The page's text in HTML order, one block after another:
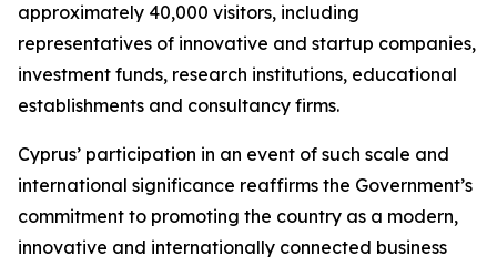
approximately 40,000 visitors, including
representatives of innovative and startup companies,
investment funds, research institutions, educational
establishments and consultancy firms.
Cyprus’ participation in an event of such scale and
international significance reaffirms the Government’s
commitment to promoting the country as a modern,
innovative and internationally connected business